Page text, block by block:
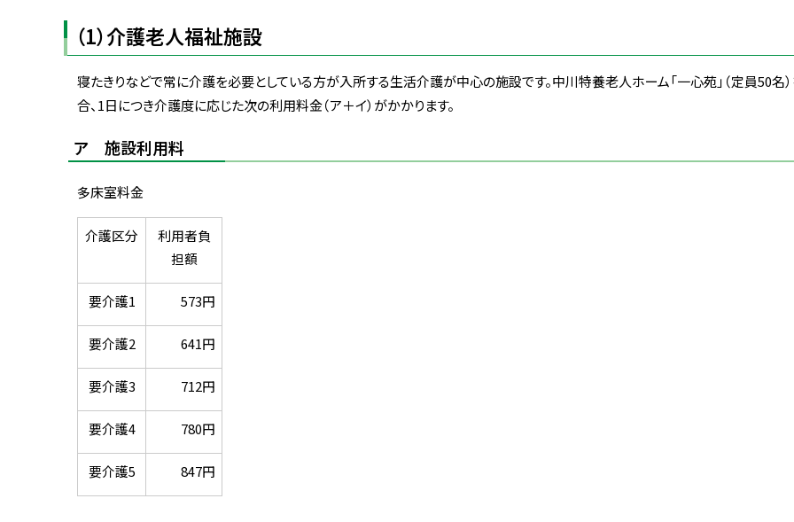
（1）介護老人福祉施設
寝たきりなどで常に介護を必要としている方が入所する生活介護が中心の施設です。中川特養老人ホーム「一心苑」（定員50名
合、1日につき介護度に応じた次の利用料金（ア＋イ）がかかります。
ア 施設利用料
多床室料金
介護区分
利用者負
担額
要介護1 573円
要介護2 641円
要介護3 712円
要介護4 780円
要介護5 847円